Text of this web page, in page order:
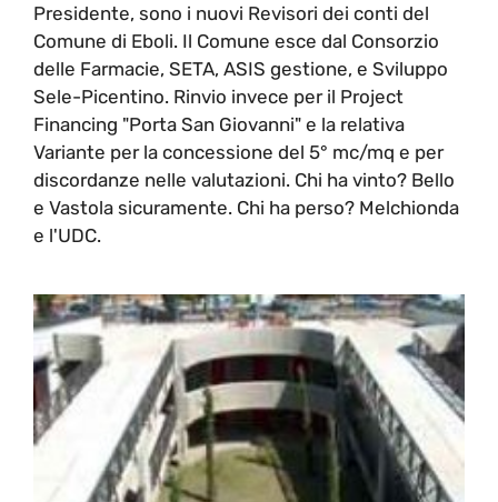
Presidente, sono i nuovi Revisori dei conti del
Comune di Eboli. Il Comune esce dal Consorzio
delle Farmacie, SETA, ASIS gestione, e Sviluppo
Sele-Picentino. Rinvio invece per il Project
Financing "Porta San Giovanni" e la relativa
Variante per la concessione del 5° mc/mq e per
discordanze nelle valutazioni. Chi ha vinto? Bello
e Vastola sicuramente. Chi ha perso? Melchionda
e l'UDC.